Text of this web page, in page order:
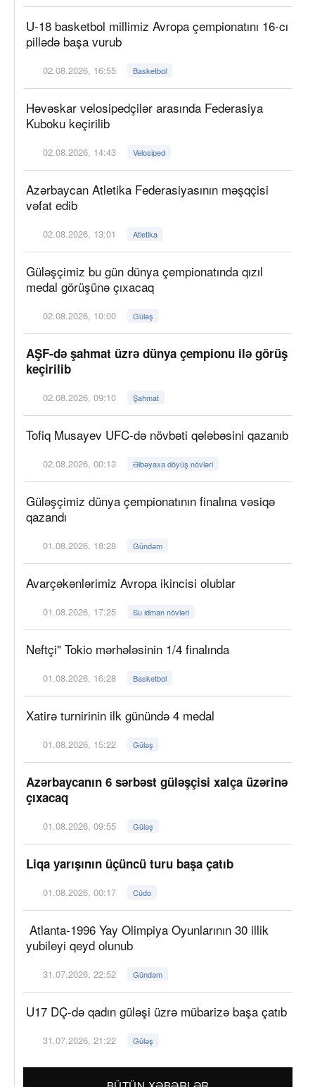
U-18 basketbol millimiz Avropa çempionatını 16-cı
pillədə başa vurub
02.08.2026, 16:55 Basketbol
Həvəskar velosipedçilər arasında Federasiya
Kuboku keçirilib
02.08.2026, 14:43 Velosiped
Azərbaycan Atletika Federasiyasının məşqçisi
vəfat edib
02.08.2026, 13:01 Atletika
Güləşçimiz bu gün dünya çempionatında qızıl
medal görüşünə çıxacaq
02.08.2026, 10:00 Güləş
AŞF-də şahmat üzrə dünya çempionu ilə görüş
keçirilib
02.08.2026, 09:10 Şahmat
Tofiq Musayev UFC-də növbəti qələbəsini qazanıb
02.08.2026, 00:13 Əlbəyaxa döyüş növləri
Güləşçimiz dünya çempionatının finalına vəsiqə
qazandı
01.08.2026, 18:28 Gündəm
Avarçəkənlərimiz Avropa ikincisi olublar
01.08.2026, 17:25 Su idman növləri
Neftçi" Tokio mərhələsinin 1/4 finalında
01.08.2026, 16:28 Basketbol
Xatirə turnirinin ilk günündə 4 medal
01.08.2026, 15:22 Güləş
Azərbaycanın 6 sərbəst güləşçisi xalça üzərinə
çıxacaq
01.08.2026, 09:55 Güləş
Liqa yarışının üçüncü turu başa çatıb
01.08.2026, 00:17 Cüdo
Atlanta-1996 Yay Olimpiya Oyunlarının 30 illik
yubileyi qeyd olunub
31.07.2026, 22:52 Gündəm
U17 DÇ-də qadın güləşi üzrə mübarizə başa çatıb
31.07.2026, 21:22 Güləş